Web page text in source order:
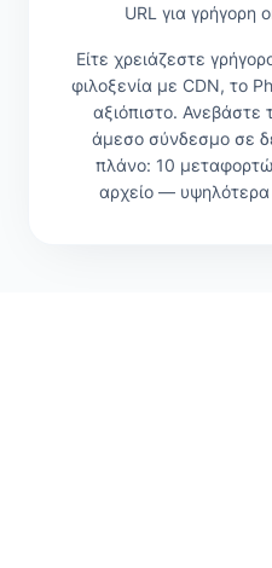
URL για γρήγορη
Είτε χρειάζεστε
φιλοξενία με CDN, το
αξιόπιστο. Ανεβάστε
άμεσο σύνδεσμο σε
πλάνο: 10
αρχείο — υψηλότερα